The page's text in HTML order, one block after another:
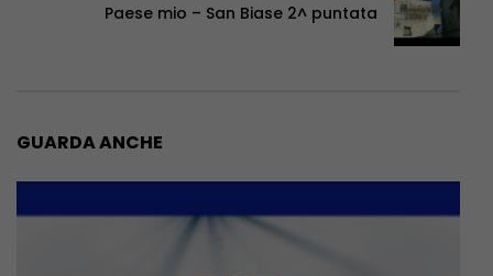
Paese mio – San Biase 2^ puntata
GUARDA ANCHE